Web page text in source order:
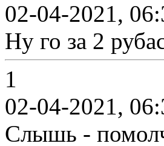
02-04-2021,
Ну го за 2
1
02-04-2021,
Слышь -